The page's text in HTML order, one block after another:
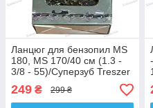
Ланцюг для бензопил MS
180, MS 170/40 см (1.3 -
3/8 - 55)/Суперзуб Treszer
249 ₴ 299 ₴